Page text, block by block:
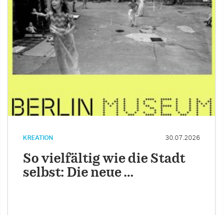
KREATION 30.07.2026
So vielfältig wie die Stadt
selbst: Die neue …